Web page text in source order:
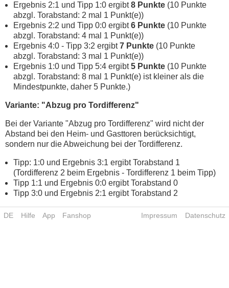
Ergebnis 2:1 und Tipp 1:0 ergibt8 Punkte(10 Punkte
abzgl. Torabstand: 2 mal 1 Punkt(e))
Ergebnis 2:2 und Tipp 0:0 ergibt6 Punkte(10 Punkte
abzgl. Torabstand: 4 mal 1 Punkt(e))
Ergebnis 4:0 - Tipp 3:2 ergibt7 Punkte(10 Punkte
abzgl. Torabstand: 3 mal 1 Punkt(e))
Ergebnis 1:0 und Tipp 5:4 ergibt5 Punkte(10 Punkte
abzgl. Torabstand: 8 mal 1 Punkt(e) ist kleiner als die
Mindestpunkte, daher 5 Punkte.)
Variante: "Abzug pro Tordifferenz"
Bei der Variante "Abzug pro Tordifferenz" wird nicht der
Abstand bei den Heim- und Gasttoren berücksichtigt,
sondern nur die Abweichung bei der Tordifferenz.
Tipp: 1:0 und Ergebnis 3:1 ergibt Torabstand 1
(Tordifferenz 2 beim Ergebnis - Tordifferenz 1 beim Tipp)
Tipp 1:1 und Ergebnis 0:0 ergibt Torabstand 0
Tipp 3:0 und Ergebnis 2:1 ergibt Torabstand 2
DE Hilfe App Fanshop Impressum Datenschutz